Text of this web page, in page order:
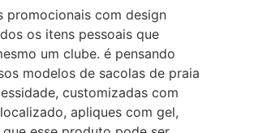
promocionais com design
os itens pessoais que
um clube. é pensando
modelos de sacolas de praia
customizadas com
apliques com gel,